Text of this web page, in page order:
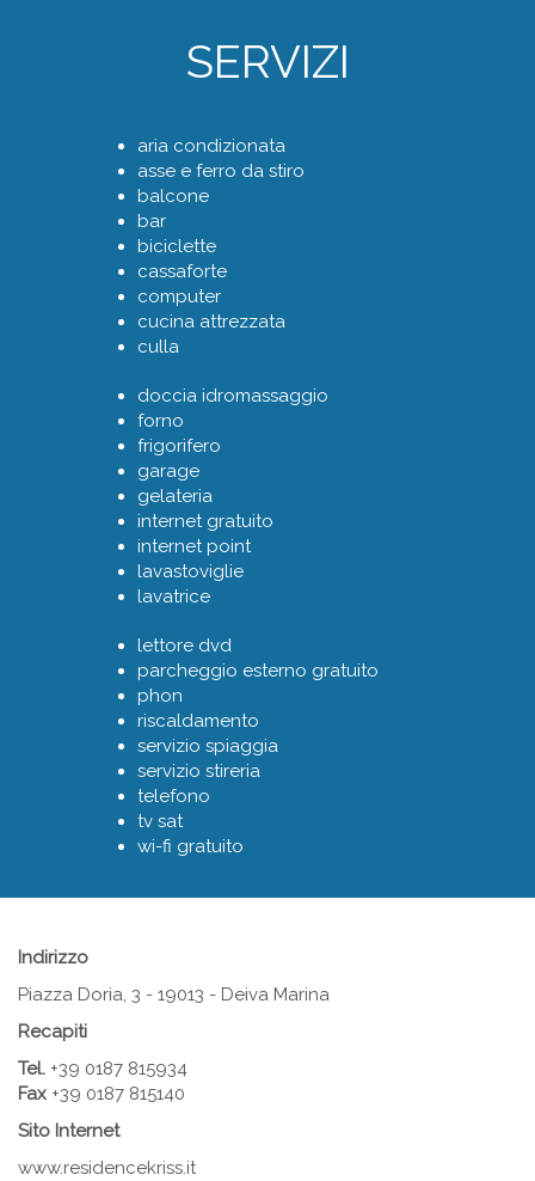
SERVIZI
aria condizionata
asse e ferro da stiro
balcone
bar
biciclette
cassaforte
computer
cucina attrezzata
culla
doccia idromassaggio
forno
frigorifero
garage
gelateria
internet gratuito
internet point
lavastoviglie
lavatrice
lettore dvd
parcheggio esterno gratuito
phon
riscaldamento
servizio spiaggia
servizio stireria
telefono
tv sat
wi-fi gratuito
Indirizzo
Piazza Doria, 3 - 19013 - Deiva Marina
Recapiti
Tel. +39 0187 815934
Fax +39 0187 815140
Sito Internet
www.residencekriss.it